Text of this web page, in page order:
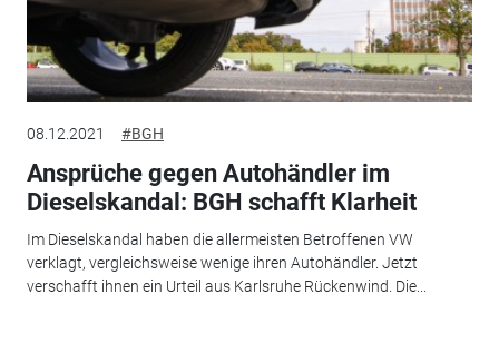
08.12.2021 #BGH
Ansprüche gegen Autohändler im
Dieselskandal: BGH schafft Klarheit
Im Dieselskandal haben die allermeisten Betroffenen VW
verklagt, vergleichsweise wenige ihren Autohändler. Jetzt
verschafft ihnen ein Urteil aus Karlsruhe Rückenwind. Die...